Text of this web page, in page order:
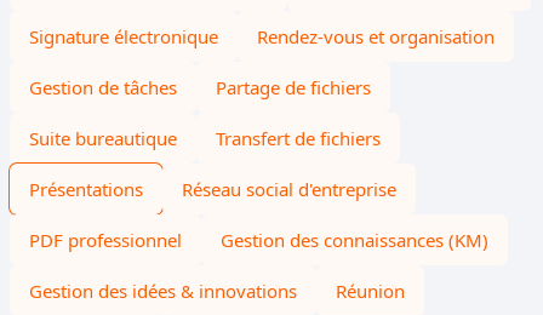
Signature électronique Rendez-vous et organisation
Gestion de tâches Partage de fichiers
Suite bureautique Transfert de fichiers
Présentations Réseau social d'entreprise
PDF professionnel Gestion des connaissances (KM)
Gestion des idées & innovations Réunion